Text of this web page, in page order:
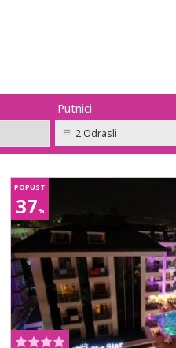
Putnici
2 Odrasli
POPUST
37%